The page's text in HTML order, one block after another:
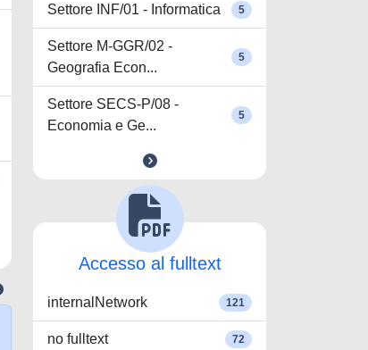
Settore INF/01 - Informatica 5
Settore M-GGR/02 -
Geografia Econ...
5
Settore SECS-P/08 -
Economia e Ge...
5
Accesso al fulltext
internalNetwork 121
no fulltext 72